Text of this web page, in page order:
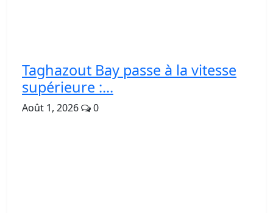
Taghazout Bay passe à la vitesse
supérieure :...
Août 1, 2026 0